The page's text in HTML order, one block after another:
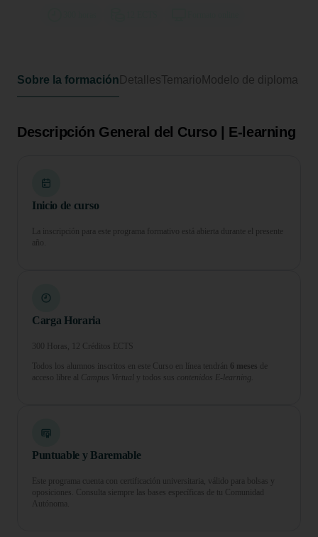
Sobre la formación DetallesTemario Modelo de diploma
Descripción General del Curso | E-learning
Inicio de curso
La inscripción para este programa formativo está abierta durante el presente
año.
Carga Horaria
300 Horas, 12 Créditos ECTS
Todos los alumnos inscritos en este Curso en línea tendrán 6 meses de
acceso libre al Campus Virtual y todos sus contenidos E-learning.
Puntuable y Baremable
Este programa cuenta con certificación universitaria, válido para bolsas y
oposiciones. Consulta siempre las bases específicas de tu Comunidad
Autónoma.